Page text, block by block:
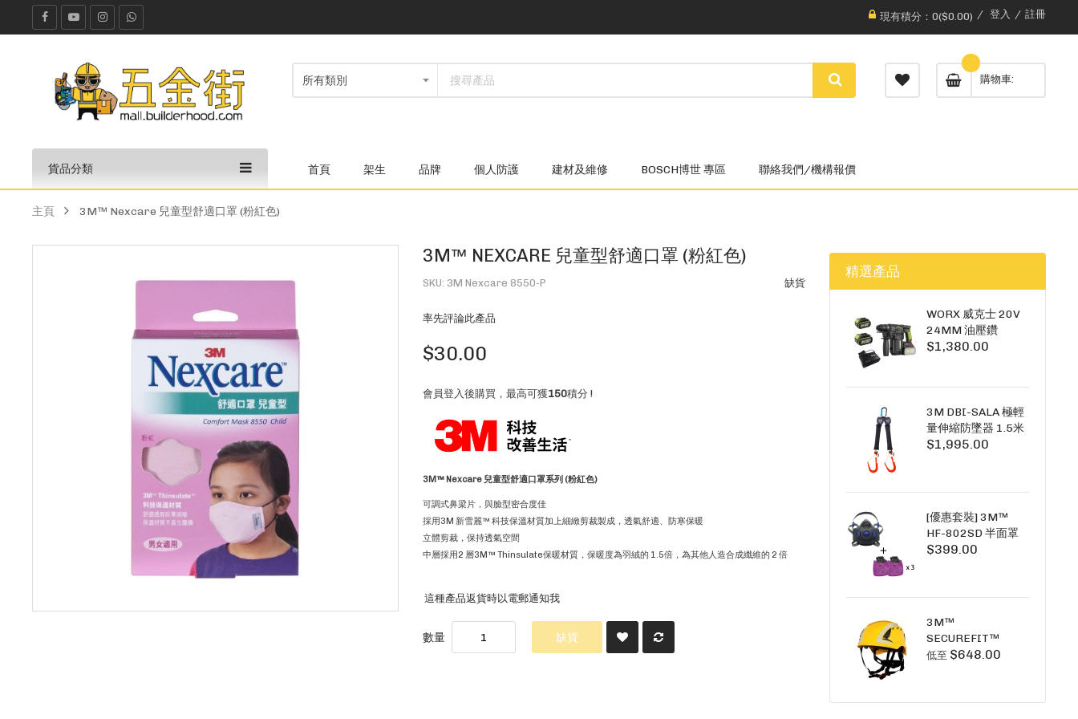
現有積分：0($0.00) 登入 註冊
購物車
貨品分類 首頁 架生 品牌 個人防護 建材及維修 BOSCH博世 專區 聯絡我們/機構報價
主頁 3M™ Nexcare 兒童型舒適口罩 (粉紅色)
3M™ NEXCARE 兒童型舒適口罩 (粉紅色)
缺貨
SKU 3M Nexcare 8550-P
率先評論此產品
$30.00
會員登入後購買，最高可獲150積分 !
3M™ Nexcare 兒童型舒適口罩系列 (粉紅色)
可調式鼻梁片，與臉型密合度佳
採用3M 新雪麗™ 科技保溫材質加上細緻剪裁製成，透氣舒適、防寒保暖
立體剪裁，保持透氣空間
中層採用2 層3M™ Thinsulate保暖材質，保暖度為羽絨的 1.5倍，為其他人造合成纖維的 2 倍
這種產品返貨時以電郵通知我
數量 缺貨
精選產品
WORX 威克士 20V
24MM 油壓鑽
WU385.3（雙5A電
$1,380.00
3M DBI-SALA 極輕
量伸縮防墜器 1.5米
(雙鉤) 3101754
TWINS
$1,995.00
[優惠套裝] 3M™
HF-802SD 半面罩
式呼吸防護面具 +
SECURE CLICK HF-
系列
$399.00
3M™
SECUREFIT™
X5000系列 透氣安
低至 $648.00